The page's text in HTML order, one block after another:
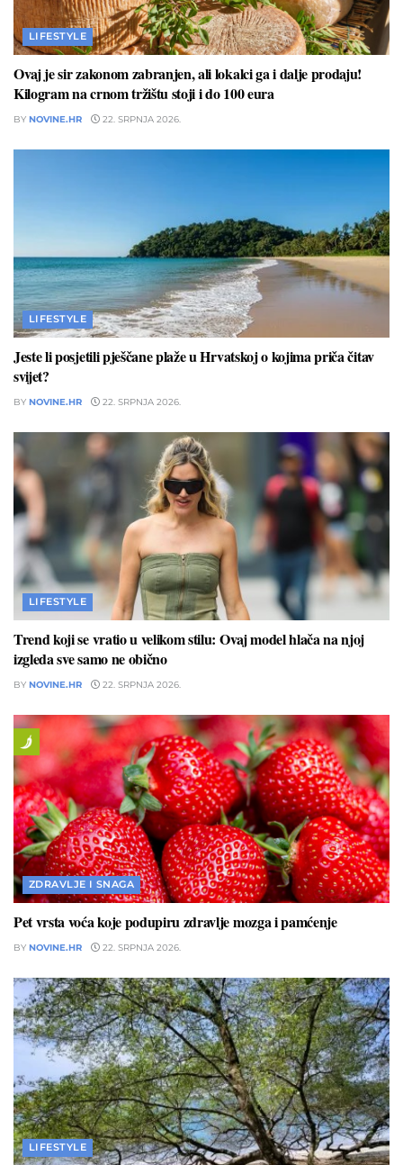
LIFESTYLE
Ovaj je sir zakonom zabranjen, ali lokalci ga i dalje prodaju!
Kilogram na crnom tržištu stoji i do 100 eura
BY NOVINE.HR 22. SRPNJA 2026.
LIFESTYLE
Jeste li posjetili pješčane plaže u Hrvatskoj o kojima priča čitav
svijet?
BY NOVINE.HR 22. SRPNJA 2026.
LIFESTYLE
Trend koji se vratio u velikom stilu: Ovaj model hlača na njoj
izgleda sve samo ne obično
BY NOVINE.HR 22. SRPNJA 2026.
ZDRAVLJE I SNAGA
Pet vrsta voća koje podupiru zdravlje mozga i pamćenje
BY NOVINE.HR 22. SRPNJA 2026.
LIFESTYLE